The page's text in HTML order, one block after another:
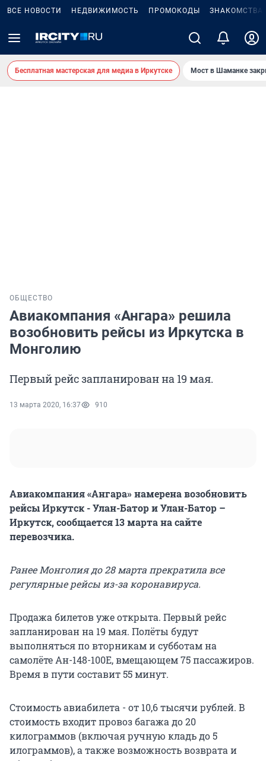
ВСЕ НОВОСТИ НЕДВИЖИМОСТЬ ПРОМОКОДЫ ЗНАКОМСТВА
Бесплатная мастерская для медиа в Иркутске Мост в Шаманке
ОБЩЕСТВО
Авиакомпания «Ангара» решила
возобновить рейсы из Иркутска в
Монголию
Первый рейс запланирован на 19 мая.
13 марта 2020, 16:37 910
Авиакомпания «Ангара» намерена возобновить
рейсы Иркутск - Улан-Батор и Улан-Батор –
Иркутск, сообщается 13 марта на сайте
перевозчика.
Ранее Монголия до 28 марта прекратила все
регулярные рейсы из-за коронавируса.
Продажа билетов уже открыта. Первый рейс
запланирован на 19 мая. Полёты будут
выполняться по вторникам и субботам на
самолёте Ан-148-100Е, вмещающем 75 пассажиров.
Время в пути составит 55 минут.
Стоимость авиабилета - от 10,6 тысячи рублей. В
стоимость входит провоз багажа до 20
килограммов (включая ручную кладь до 5
илограммов), а также возможность возврата и